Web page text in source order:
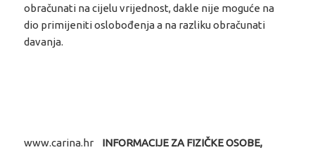
obračunati na cijelu vrijednost, dakle nije moguće na
dio primijeniti oslobođenja a na razliku obračunati
davanja.
www.carina.hr INFORMACIJE ZA FIZIČKE OSOBE,